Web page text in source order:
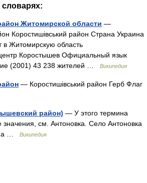
Житомирской области —
Коростишівський район Страна Украина
в Житомирскую область
Коростышев Официальный язык
(2001) 43 238 жителей …
Википедия
— Коростишівський район Герб Флаг
район) — У этого термина
значения, см. Антоновка. Село Антоновка
…
Википедия